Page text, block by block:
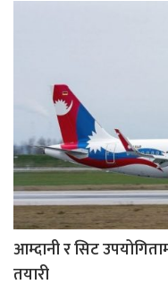
आम्दानी र सिट
तयारी